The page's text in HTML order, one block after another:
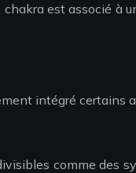
est associé à
intégré certains
comme des